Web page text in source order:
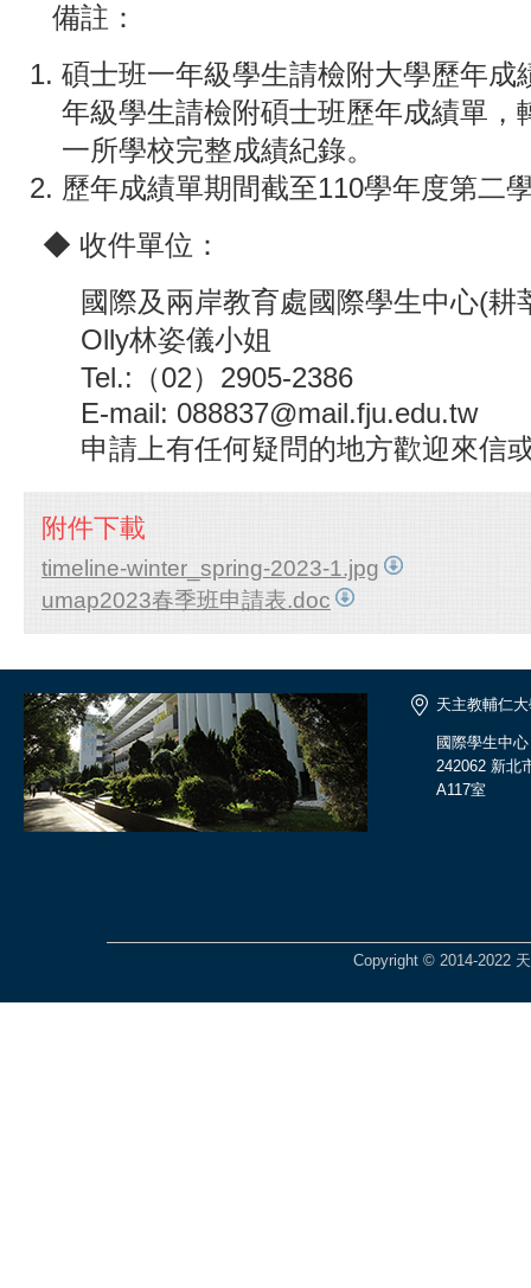
備註：
碩士班一年級學生請檢附大學歷年成
年級學生請檢附碩士班歷年成績單，
一所學校完整成績紀錄。
歷年成績單期間截至110學年度第二
​◆ 收件單位：
國際及兩岸教育處國際學生中心(耕
Olly林姿儀小姐
Tel.:（02）2905-2386
E-mail: 088837@mail.fju.edu.tw
申請上有任何疑問的地方歡迎來信
附件下載
timeline-winter_spring-2023-1.jpg
umap2023春季班申請表.doc
天主教輔仁
國際學生中心
242062 新北
A117室
Copyright © 2014-2022